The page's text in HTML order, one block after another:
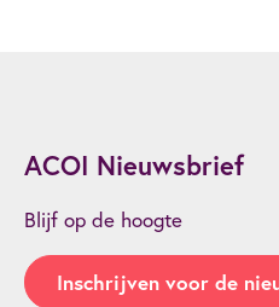
ACOI Nieuwsbrief
Blijf op de hoogte
Inschrijven voor de